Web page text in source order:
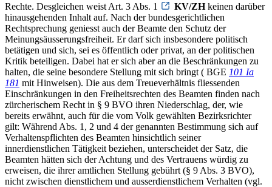
Rechte. Desgleichen weist Art. 3 Abs. 1
KV/ZHkeinen darüber
hinausgehenden Inhalt auf. Nach der bundesgerichtlichen
Rechtsprechung geniesst auch der Beamte den Schutz der
Meinungsäusserungsfreiheit. Er darf sich insbesondere politisch
betätigen und sich, sei es öffentlich oder privat, an der politischen
Kritik beteiligen. Dabei hat er sich aber an die Beschränkungen zu
halten, die seine besondere Stellung mit sich bringt ( BGE 101 Ia
181 mit Hinweisen). Die aus dem Treueverhältnis fliessenden
Einschränkungen in den Freiheitsrechten des Beamten finden nach
zürcherischem Recht in § 9 BVO ihren Niederschlag, der, wie
bereits erwähnt, auch für die vom Volk gewählten Bezirksrichter
gilt: Während Abs. 1, 2 und 4 der genannten Bestimmung sich auf
Verhaltenspflichten des Beamten hinsichtlich seiner
innerdienstlichen Tätigkeit beziehen, unterscheidet der Satz, die
Beamten hätten sich der Achtung und des Vertrauens würdig zu
erweisen, die ihrer amtlichen Stellung gebührt (§ 9 Abs. 3 BVO),
nicht zwischen dienstlichem und ausserdienstlichem Verhalten (vgl.